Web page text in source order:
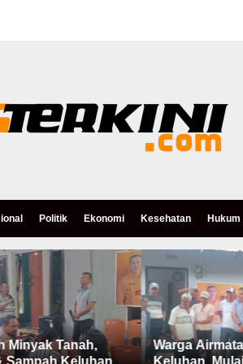
Politik Ekonomi Kesehatan Hukum
Minyak Tanah,
Warga